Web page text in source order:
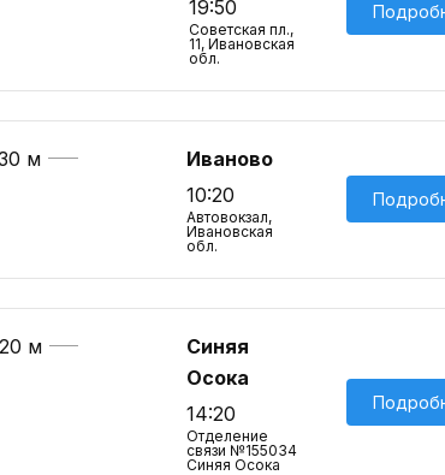
19:50
Советская пл.,
11, Ивановская
обл.
м
Иваново
10:20
Автовокзал,
Ивановская
обл.
м
Синяя
Осока
14:20
Отделение
связи №155034
Синяя Осока